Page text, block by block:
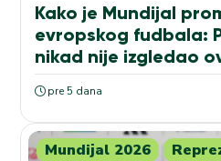
Kako je Mundijal
evropskog fudbala:
nikad nije izgledao
pre 5 dana
Mundijal 2026